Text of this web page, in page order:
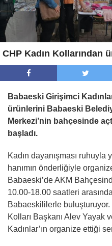
CHP Kadın Kollarından
Babaeski Girişimci
ürünlerini Babaeski
Merkezi’nin bahçesinde
başladı.
Kadın dayanışması ruhuyla
hanımın önderliğiyle
Babaeski’de AKM
10.00-18.00 saatleri
Babaeskililerle
Kolları Başkanı Alev Yayak
Kadınlar’ın organize ettiği